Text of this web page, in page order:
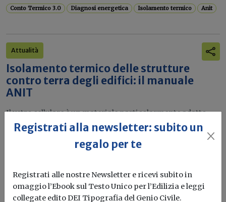
Conto Termico 3.0 Diagnosi energetica Isolamento termico Anit
Attualità
Isolamento termico delle strutture
contro terra degli edifici: il manuale
ANIT
Il vetro cellulare è un materiale particolarmente adatto
all’applicazione controterra
Anit Vetro
Attualità
Registrati alla newsletter: subito un
regalo per te
Registrati alle nostre Newsletter e ricevi subito in
omaggio l’Ebook sul Testo Unico per l’Edilizia e leggi
collegate edito DEI Tipografia del Genio Civile.